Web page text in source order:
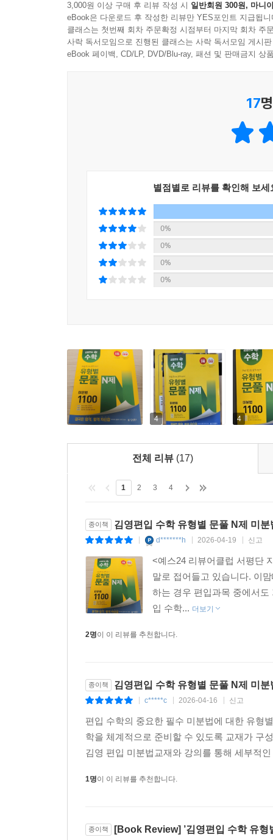
3,000원 이상 구매 후 리뷰 작성 시 일반회원 300원, 마니
eBook은 다운로드 후 작성한 리뷰만 YES포인트 지급됩니
클래스는 첫번째 회차 주문확정 시점부터 마지막 회차 주
사락 독서모임으로 진행된 클래스는 사락 독서모임 게시
eBook 페이백, CD/LP, DVD/Blu-ray, 패션 및 판매금지 상
17
별점별로 리뷰를 확인해 보세
0%
0%
0%
0%
4 4
전체 리뷰 (17)
1 2 3 4
종이책 김영편입 수학 유형별 문풀 N제 미분
d*******h 2026-04-19 신고
<예스24 리뷰어클럽 서평단
말로 접어들고 있습니다. 이
하는 경우 편입과목 중에서
입 수학... 더보기
2명이 이 리뷰를 추천합니다.
종이책 김영편입 수학 유형별 문풀 N제 미분
c*****c 2026-04-16 신고
편입 수학의 중요한 필수 미분법에 대한 유형
학을 체계적으로 준비할 수 있도록 교재가 구
김영 편입 미분법교재와 강의를 통해 세부적
1명이 이 리뷰를 추천합니다.
종이책 [Book Review] ’김영편입 수학 유형